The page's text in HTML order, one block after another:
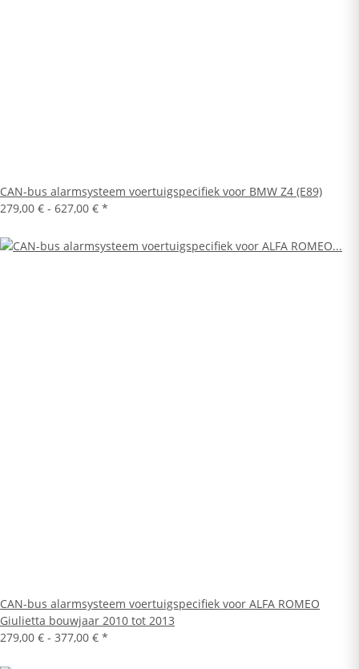
CAN-bus alarmsysteem voertuigspecifiek voor BMW Z4 (E89)
279,00 € - 627,00 € *
CAN-bus alarmsysteem voertuigspecifiek voor ALFA ROMEO
Giulietta bouwjaar 2010 tot 2013
279,00 € - 377,00 € *